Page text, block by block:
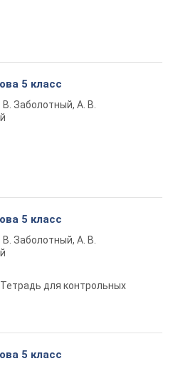
5 класс
В. Заболотный, А. В.
5 класс
В. Заболотный, А. В.
Тетрадь для контрольных
5 класс